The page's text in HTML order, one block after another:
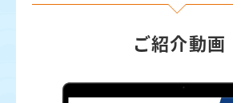
ご紹介動画